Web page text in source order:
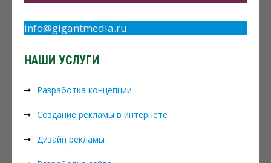
info@gigantmedia.ru
НАШИ УСЛУГИ
Разработка концепции
Создание рекламы в интернете
Дизайн рекламы